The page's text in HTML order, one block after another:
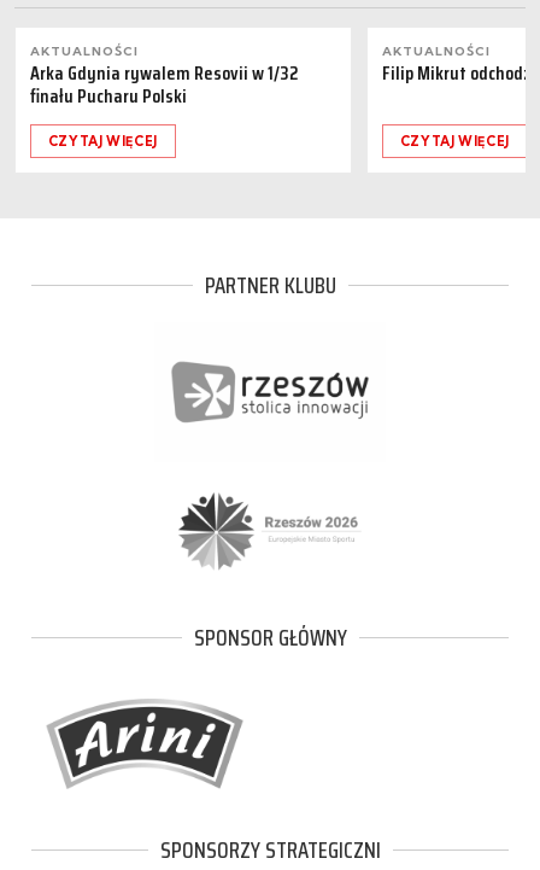
AKTUALNOŚCI
Arka Gdynia rywalem Resovii w 1/32
finału Pucharu Polski
CZYTAJ WIĘCEJ
AKTUALNOŚCI
Filip Mikrut
CZYTAJ WIĘCEJ
PARTNER KLUBU
SPONSOR GŁÓWNY
SPONSORZY STRATEGICZNI